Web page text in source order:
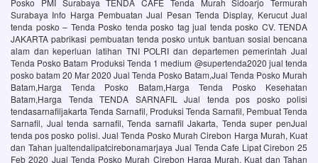
Posko PMI Surabaya TENDA CAFE Tenda Murah Sidoarjo Termurah
Surabaya Info Harga Pembuatan Jual Pesan Tenda Display, Kerucut Jual
tenda posko – Tenda Posko tenda posko tag jual tenda posko CV. TENDA
JAKARTA pabrikasi pembuatan tenda posko untuk bantuan sosial bencana
alam dan keperluan latihan TNI POLRI dan departemen pemerintah Jual
Tenda Posko Batam Produksi Tenda 1 medium @supertenda2020 jual tenda
posko batam 20 Mar 2020 Jual Tenda Posko Batam,Jual Tenda Posko Murah
Batam,Harga Tenda Posko Batam,Harga Tenda Posko Kesehatan
Batam,Harga Tenda TENDA SARNAFIL Jual tenda pos posko polisi
tendasarnafiljakarta Tenda Sarnafil, Produksi Tenda Sarnafil, Pembuat Tenda
Sarnafil, Jual tenda sarnafil, Tenda sarnafil Jakarta, Tenda super penJual
tenda pos posko polisi. Jual Tenda Posko Murah Cirebon Harga Murah, Kuat
dan Tahan jualtendalipatcirebonamarjaya Jual Tenda Cafe Lipat Cirebon 25
Feb 2020 Jual Tenda Posko Murah Cirebon Harga Murah, Kuat dan Tahan